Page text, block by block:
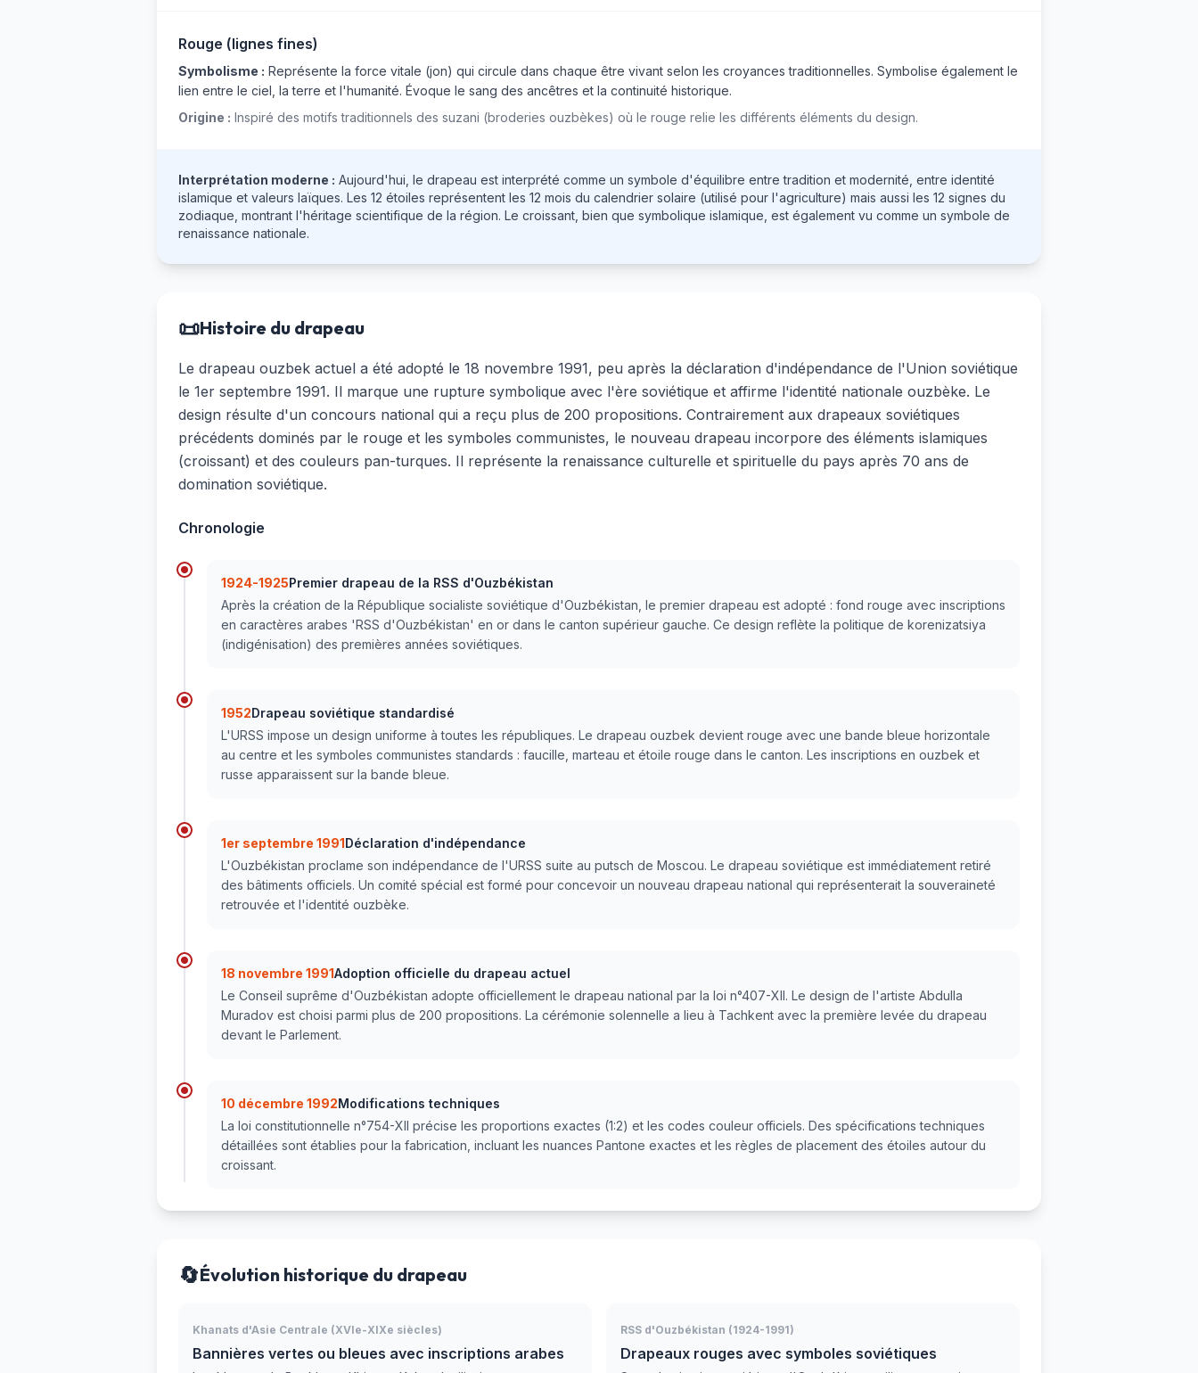
Rouge (lignes fines)
Symbolisme : Représente la force vitale (jon) qui circule dans chaque être vivant selon les croyances traditionnelles. Symbolise également le
lien entre le ciel, la terre et l'humanité. Évoque le sang des ancêtres et la continuité historique.
Origine : Inspiré des motifs traditionnels des suzani (broderies ouzbèkes) où le rouge relie les différents éléments du design.
Interprétation moderne : Aujourd'hui, le drapeau est interprété comme un symbole d'équilibre entre tradition et modernité, entre identité
islamique et valeurs laïques. Les 12 étoiles représentent les 12 mois du calendrier solaire (utilisé pour l'agriculture) mais aussi les 12 signes du
zodiaque, montrant l'héritage scientifique de la région. Le croissant, bien que symbolique islamique, est également vu comme un symbole de
renaissance nationale.
📜Histoire du drapeau
Le drapeau ouzbek actuel a été adopté le 18 novembre 1991, peu après la déclaration d'indépendance de l'Union soviétique
le 1er septembre 1991. Il marque une rupture symbolique avec l'ère soviétique et affirme l'identité nationale ouzbèke. Le
design résulte d'un concours national qui a reçu plus de 200 propositions. Contrairement aux drapeaux soviétiques
précédents dominés par le rouge et les symboles communistes, le nouveau drapeau incorpore des éléments islamiques
(croissant) et des couleurs pan-turques. Il représente la renaissance culturelle et spirituelle du pays après 70 ans de
domination soviétique.
Chronologie
1924-1925Premier drapeau de la RSS d'Ouzbékistan
Après la création de la République socialiste soviétique d'Ouzbékistan, le premier drapeau est adopté : fond rouge avec inscriptions
en caractères arabes 'RSS d'Ouzbékistan' en or dans le canton supérieur gauche. Ce design reflète la politique de korenizatsiya
(indigénisation) des premières années soviétiques.
1952Drapeau soviétique standardisé
L'URSS impose un design uniforme à toutes les républiques. Le drapeau ouzbek devient rouge avec une bande bleue horizontale
au centre et les symboles communistes standards : faucille, marteau et étoile rouge dans le canton. Les inscriptions en ouzbek et
russe apparaissent sur la bande bleue.
1er septembre 1991Déclaration d'indépendance
L'Ouzbékistan proclame son indépendance de l'URSS suite au putsch de Moscou. Le drapeau soviétique est immédiatement retiré
des bâtiments officiels. Un comité spécial est formé pour concevoir un nouveau drapeau national qui représenterait la souveraineté
retrouvée et l'identité ouzbèke.
18 novembre 1991Adoption officielle du drapeau actuel
Le Conseil suprême d'Ouzbékistan adopte officiellement le drapeau national par la loi n°407-XII. Le design de l'artiste Abdulla
Muradov est choisi parmi plus de 200 propositions. La cérémonie solennelle a lieu à Tachkent avec la première levée du drapeau
devant le Parlement.
10 décembre 1992Modifications techniques
La loi constitutionnelle n°754-XII précise les proportions exactes (1:2) et les codes couleur officiels. Des spécifications techniques
détaillées sont établies pour la fabrication, incluant les nuances Pantone exactes et les règles de placement des étoiles autour du
croissant.
🔄Évolution historique du drapeau
Khanats d'Asie Centrale (XVIe-XIXe siècles)
Bannières vertes ou bleues avec inscriptions arabes
RSS d'Ouzbékistan (1924-1991)
Drapeaux rouges avec symboles soviétiques